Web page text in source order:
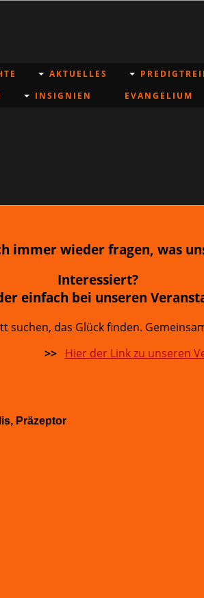
AKTUELLES
INSIGNIEN EVANGELIUM
immer wieder fragen, was
Interessiert?
einfach bei unseren
suchen, das Glück finden.
>> Hier der Link zu unseren
Präzeptor